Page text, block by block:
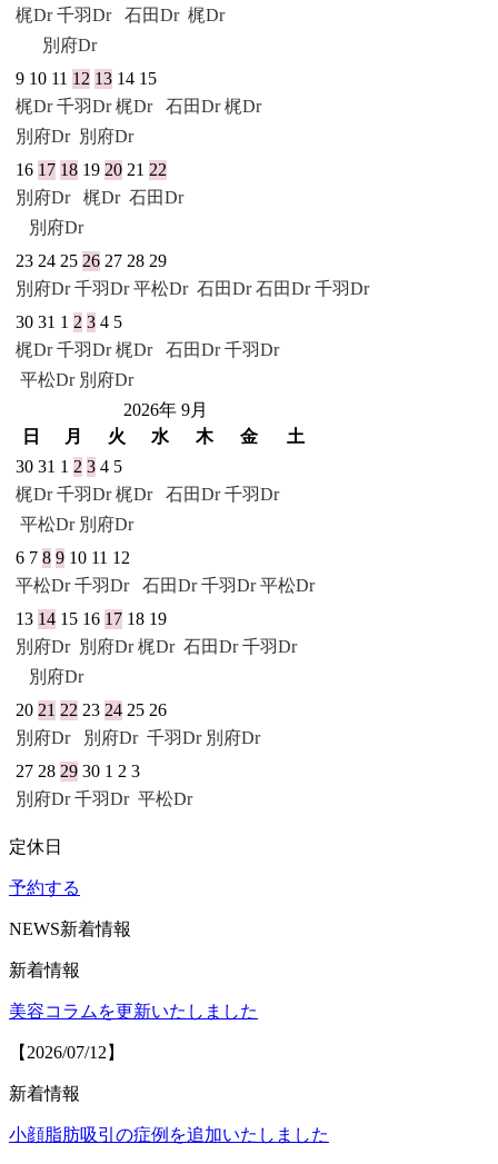
梶Dr 千羽Dr 石田Dr 梶Dr
別府Dr
9 10 11 12 13 14 15
梶Dr 千羽Dr 梶Dr 石田Dr 梶Dr
別府Dr 別府Dr
16 17 18 19 20 21 22
別府Dr
梶Dr 石田Dr
別府Dr
23 24 25 26 27 28 29
別府Dr 千羽Dr 平松Dr 石田Dr 石田Dr 千羽Dr
30 31 1 2 3 4 5
梶Dr 千羽Dr 梶Dr 石田Dr 千羽Dr
平松Dr 別府Dr
2026年 9月
日
月 火 水 木 金
土
30 31 1 2 3 4 5
梶Dr 千羽Dr 梶Dr 石田Dr 千羽Dr
平松Dr 別府Dr
6 7 8 9 10 11 12
平松Dr 千羽Dr 石田Dr 千羽Dr 平松Dr
13 14 15 16 17 18 19
別府Dr 別府Dr 梶Dr 石田Dr 千羽Dr
別府Dr
20 21 22 23 24 25 26
別府Dr
別府Dr 千羽Dr 別府Dr
27 28 29 30 1 2 3
別府Dr 千羽Dr 平松Dr
定休日
予約する
NEWS新着情報
新着情報
美容コラムを更新いたしました
【2026/07/12】
新着情報
小顔脂肪吸引の症例を追加いたしました